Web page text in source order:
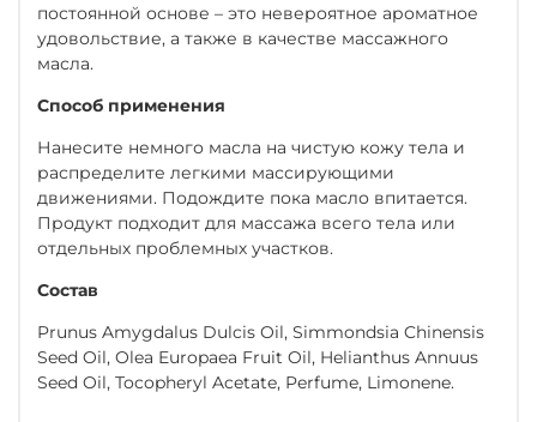
постоянной основе – это невероятное ароматное
удовольствие, а также в качестве массажного
масла.
Способ применения
Нанесите немного масла на чистую кожу тела и
распределите легкими массирующими
движениями. Подождите пока масло впитается.
Продукт подходит для массажа всего тела или
отдельных проблемных участков.
Состав
Prunus Amygdalus Dulcis Oil, Simmondsia Chinensis
Seed Oil, Olea Europaea Fruit Oil, Helianthus Annuus
Seed Oil, Tocopheryl Acetate, Perfume, Limonene.